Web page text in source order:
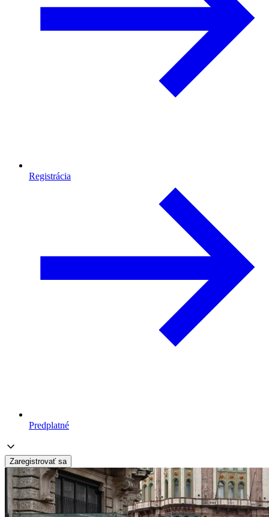
Registrácia
Predplatné
Zaregistrovať sa